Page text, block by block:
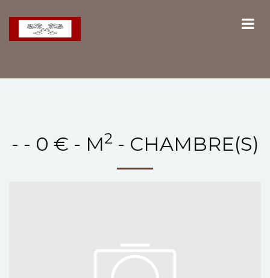
- - 0 € - M2 - CHAMBRE(S)